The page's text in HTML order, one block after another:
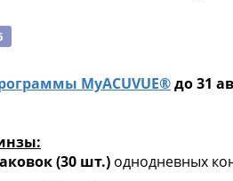
MyACUVUE®до 31
(30 шт.) однодневных